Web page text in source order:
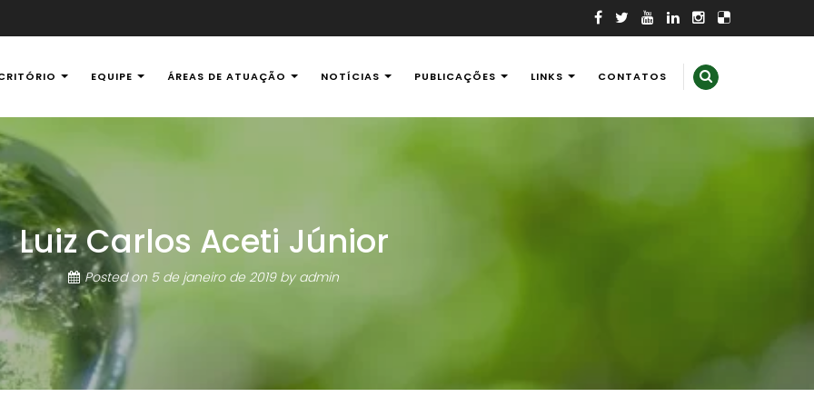
Ambiental
EQUIPE ÁREAS DE ATUAÇÃO NOTÍCIAS PUBLICAÇÕES LINKS CONTATOS
Luiz Carlos Aceti Júnior
Posted on 5 de janeiro de 2019by admin